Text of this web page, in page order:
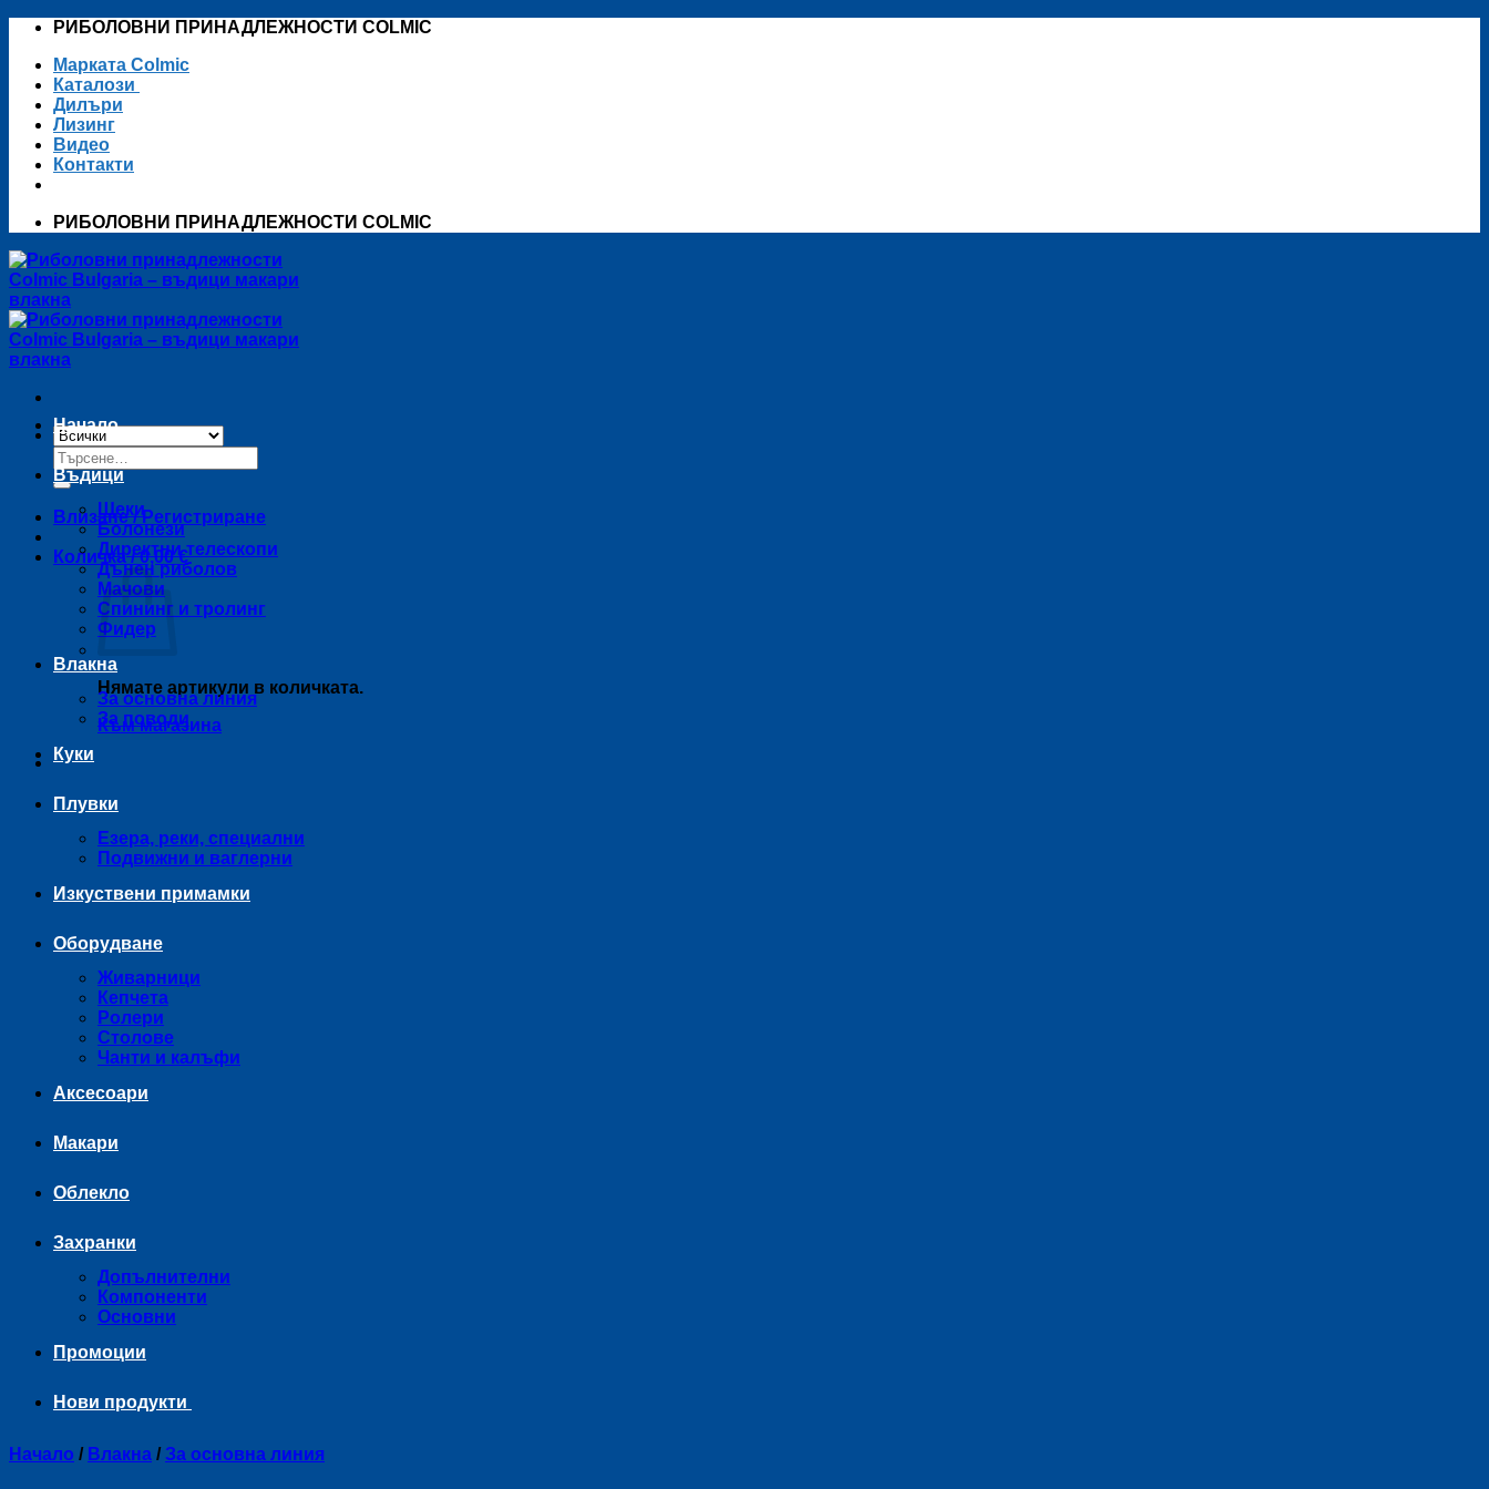
Skip
content
РИБОЛОВНИ ПРИНАДЛЕЖНОСТИ COLMIC
Марката Colmic
Каталози
Дилъри
Лизинг
Видео
Контакти
РИБОЛОВНИ ПРИНАДЛЕЖНОСТИ COLMIC
Търсене
за:
Влизане / Регистриране
Количка /0,00€
Нямате артикули в количката.
Към магазина
Начало
Въдици
Щеки
Болонези
Директни телескопи
Дънен риболов
Мачови
Спининг и тролинг
Фидер
Влакна
За основна линия
За поводи
Куки
Плувки
Езера, реки, специални
Подвижни и ваглерни
Изкуствени примамки
Оборудване
Живарници
Кепчета
Ролери
Столове
Чанти и калъфи
Аксесоари
Макари
Облекло
Захранки
Допълнителни
Компоненти
Основни
Промоции
Нови продукти
Начало / Влакна / За основна линия